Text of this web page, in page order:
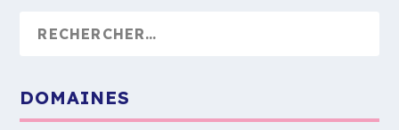
DOMAINES